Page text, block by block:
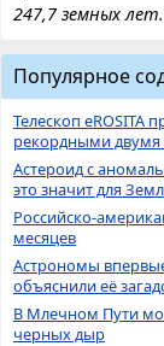
247,7 земных лет.
Популярное
Телескоп eROSITA
рекордными
Астероид с
это значит для
Российско-
месяцев
Астрономы впервые
объяснили её
В Млечном Пути
черных дыр